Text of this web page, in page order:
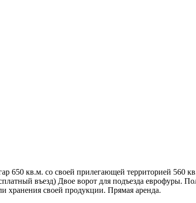
650 кв.м. со своей прилегающей территорией
въезд) Двое ворот для подъезда еврофуры.
хранения своей продукции. Прямая аренда.